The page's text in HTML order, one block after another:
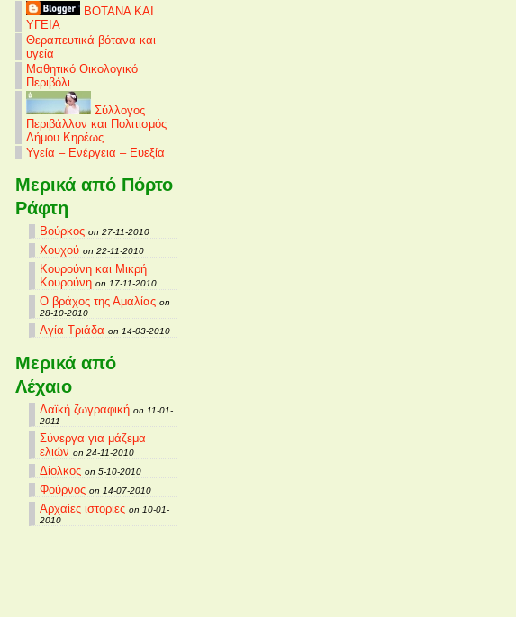
ΒΟΤΑΝΑ ΚΑΙ
ΥΓΕΙΑ
Θεραπευτικά βότανα και
υγεία
Μαθητικό Οικολογικό
Περιβόλι
Σύλλογος
Περιβάλλον και Πολιτισμός
Δήμου Κηρέως
Υγεία – Ενέργεια – Ευεξία
Μερικά από Πόρτο
Ράφτη
Βούρκος on 27-11-2010
Χουχού on 22-11-2010
Κουρούνη και Μικρή
Κουρούνη on 17-11-2010
Ο βράχος της Αμαλίας on
28-10-2010
Αγία Τριάδα on 14-03-2010
Μερικά από
Λέχαιο
Λαϊκή ζωγραφική on 11-01-
2011
Σύνεργα για μάζεμα
ελιών on 24-11-2010
Δίολκος on 5-10-2010
Φούρνος on 14-07-2010
Αρχαίες ιστορίες on 10-01-
2010